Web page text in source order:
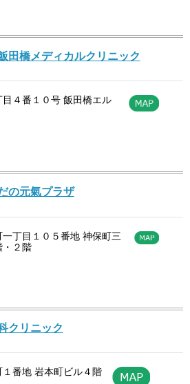
田橋メディカルクリニック
４番１０号 飯田橋エル
の元氣プラザ
丁目１０５番地 神保町三
・２階
クリニック
番地 岩本町ビル４階